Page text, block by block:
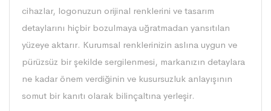
cihazlar, logonuzun orijinal renklerini ve tasarım
detaylarını hiçbir bozulmaya uğratmadan yansıtılan
yüzeye aktarır. Kurumsal renklerinizin aslına uygun ve
pürüzsüz bir şekilde sergilenmesi, markanızın detaylara
ne kadar önem verdiğinin ve kusursuzluk anlayışının
somut bir kanıtı olarak bilinçaltına yerleşir.